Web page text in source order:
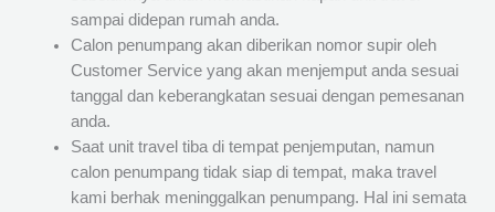
sampai didepan rumah anda.
Calon penumpang akan diberikan nomor supir oleh
Customer Service yang akan menjemput anda sesuai
tanggal dan keberangkatan sesuai dengan pemesanan
anda.
Saat unit travel tiba di tempat penjemputan, namun
calon penumpang tidak siap di tempat, maka travel
kami berhak meninggalkan penumpang. Hal ini semata